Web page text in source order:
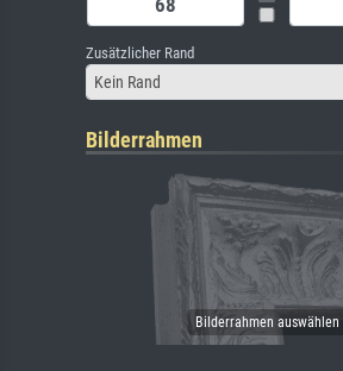
Zusätzlicher Rand
Kein Rand
Bilderrahmen